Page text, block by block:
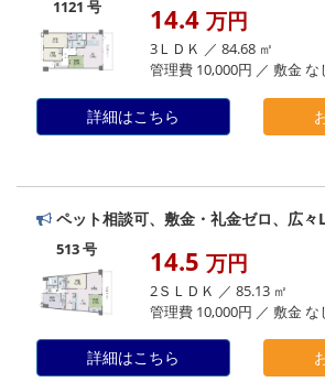
1121 号 14.4 万円
3ＬＤＫ ／ 84.68 ㎡
管理費 10,000円 ／ 敷金 な
詳細はこちら
ペット相談可、敷金・礼金ゼロ、広々
513 号 14.5 万円
2ＳＬＤＫ ／ 85.13 ㎡
管理費 10,000円 ／ 敷金 な
詳細はこちら